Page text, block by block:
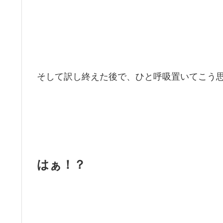
そして訳し終えた後で、ひと呼吸置いてこう
はぁ！？